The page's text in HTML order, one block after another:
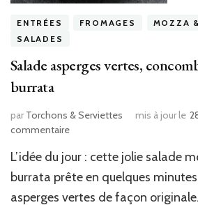
ENTRÉES FROMAGES
MOZZA
SALADES
Salade asperges vertes,
burrata
par Torchons & Serviettes mis à jour le
commentairesur
asperges
vertes,
concombre,
kiwi
L’idée du jour : cette jolie salade
burrata prête en quelques
asperges vertes de façon